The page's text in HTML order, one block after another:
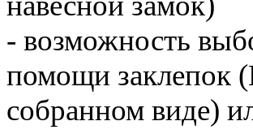
- возможность
помощи заклепок
собранном виде)